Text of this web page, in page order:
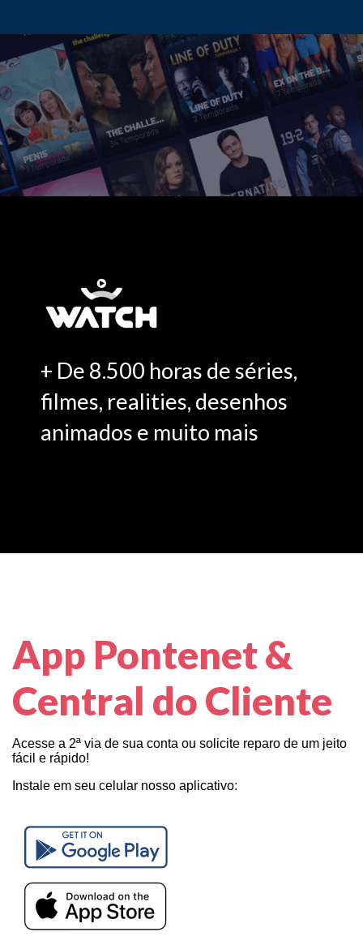
+ De 8.500 horas de séries,
filmes, realities, desenhos
animados e muito mais
App Pontenet &
Central do Cliente
Acesse a 2ª via de sua conta ou solicite reparo de um jeito
fácil e rápido!
Instale em seu celular nosso aplicativo: